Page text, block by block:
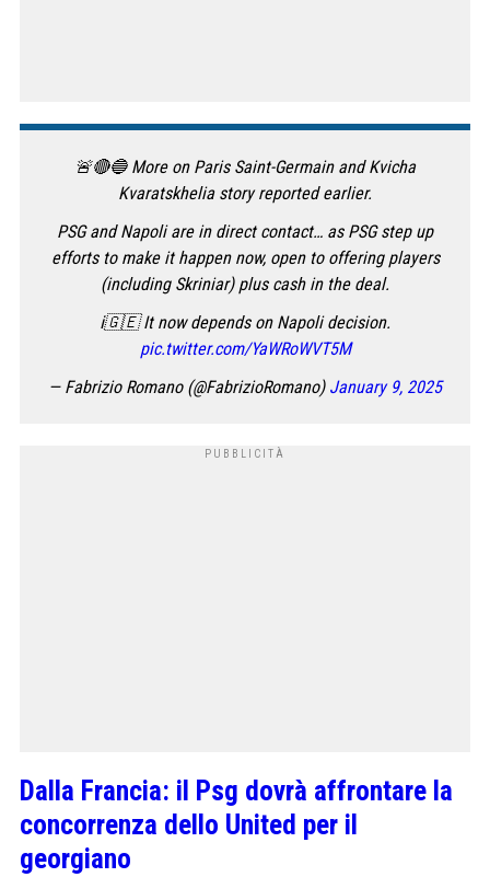
🚨🔴🔵 More on Paris Saint-Germain and Kvicha
Kvaratskhelia story reported earlier.
PSG and Napoli are in direct contact… as PSG step up
efforts to make it happen now, open to offering players
(including Skriniar) plus cash in the deal.
ℹ️🇬🇪 It now depends on Napoli decision.
pic.twitter.com/YaWRoWVT5M
— Fabrizio Romano (@FabrizioRomano) January 9, 2025
Dalla Francia: il Psg dovrà affrontare la
concorrenza dello United per il
georgiano